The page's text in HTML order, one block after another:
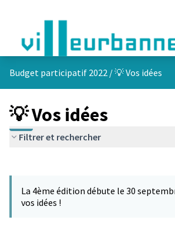
Budget participatif 2022 /💡 Vos idées
💡 Vos idées
Filtrer et rechercher
−
La 4ème édition débute le 30
vos idées !